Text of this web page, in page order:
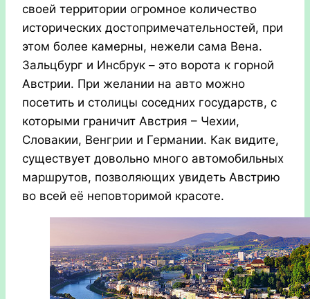
своей территории огромное количество
исторических достопримечательностей, при
этом более камерны, нежели сама Вена.
Зальцбург и Инсбрук – это ворота к горной
Австрии. При желании на авто можно
посетить и столицы соседних государств, с
которыми граничит Австрия – Чехии,
Словакии, Венгрии и Германии. Как видите,
существует довольно много автомобильных
маршрутов, позволяющих увидеть Австрию
во всей её неповторимой красоте.